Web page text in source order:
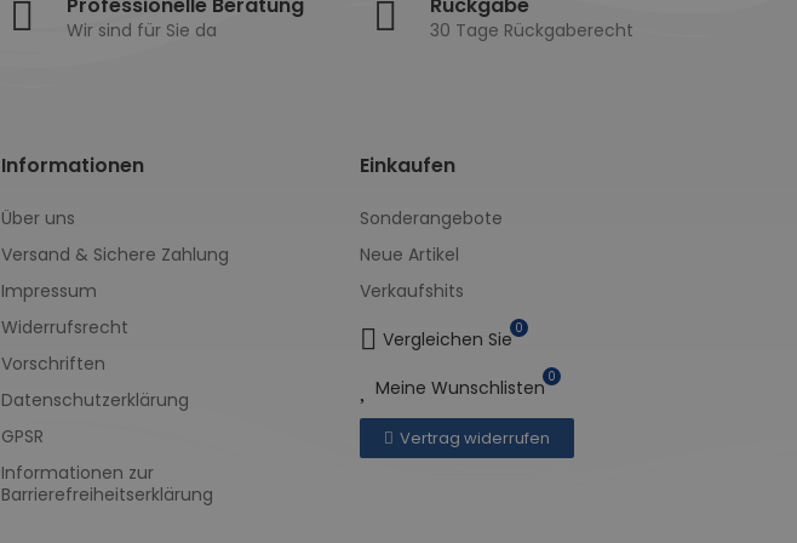
Wir sind für Sie da 30 Tage Rückgaberecht
Informationen
Über uns
Versand & Sichere Zahlung
Impressum
Widerrufsrecht
Vorschriften
Datenschutzerklärung
GPSR
Informationen zur
Barrierefreiheitserklärung
Einkaufen
Sonderangebote
Neue Artikel
Verkaufshits
Vergleichen Sie 0
Meine Wunschlisten 0
Vertrag widerrufen